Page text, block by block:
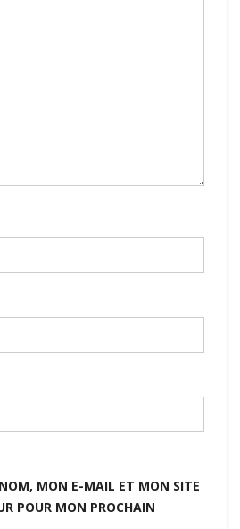
MON E-MAIL ET MON SITE
POUR MON PROCHAIN